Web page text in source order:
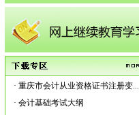
· 重庆市会计从业资格证书注册变...
· 会计基础考试大纲